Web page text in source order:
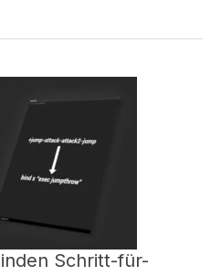
Schritt-für-